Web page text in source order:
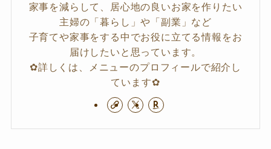
家事を減らして、居心地の良いお家を作りたい
主婦の「暮らし」や「副業」など
子育てや家事をする中でお役に立てる情報をお
届けしたいと思っています。
✿詳しくは、メニューのプロフィールで紹介し
ています✿